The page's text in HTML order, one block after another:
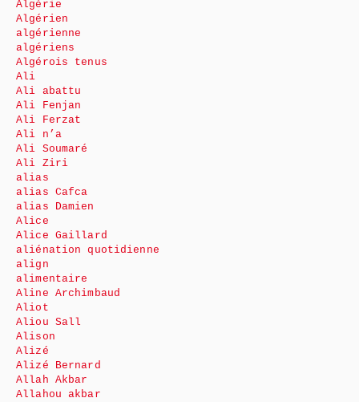
Algérie
Algérien
algérienne
algériens
Algérois tenus
Ali
Ali abattu
Ali Fenjan
Ali Ferzat
Ali n’a
Ali Soumaré
Ali Ziri
alias
alias Cafca
alias Damien
Alice
Alice Gaillard
aliénation quotidienne
align
alimentaire
Aline Archimbaud
Aliot
Aliou Sall
Alison
Alizé
Alizé Bernard
Allah Akbar
Allahou akbar